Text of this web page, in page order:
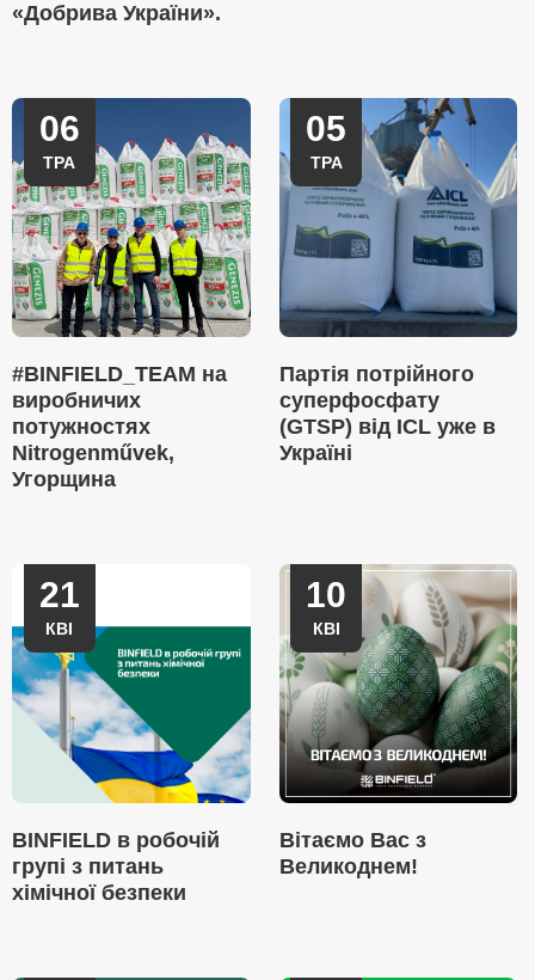
«Добрива України».
06
ТРА
#BINFIELD_TEAM на
виробничих
потужностях
Nitrogenművek,
Угорщина
05
ТРА
Партія потрійного
суперфосфату
(GTSP) від ICL уже в
Україні
21
КВІ
BINFIELD в робочій
групі з питань
хімічної безпеки
10
КВІ
Вітаємо Вас з
Великоднем!